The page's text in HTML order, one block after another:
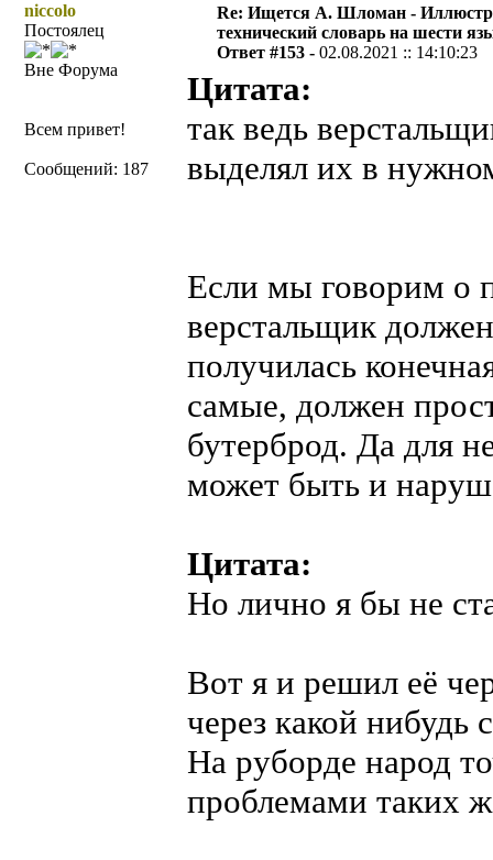
niccolo
Постоялец
Вне Форума
Всем привет!
Сообщений: 187
Re: Ищется А. Шломан -
технический словарь на шести
Ответ #153 -02.08.2021 :: 14:10:23
Цитата:
так ведь
выделял их в
Если мы говорим о
верстальщик
получилась
самые, должен
бутерброд. Да для
может быть и
Цитата:
Но лично я бы не
Вот я и решил её
через какой нибудь
На руборде народ
проблемами таких